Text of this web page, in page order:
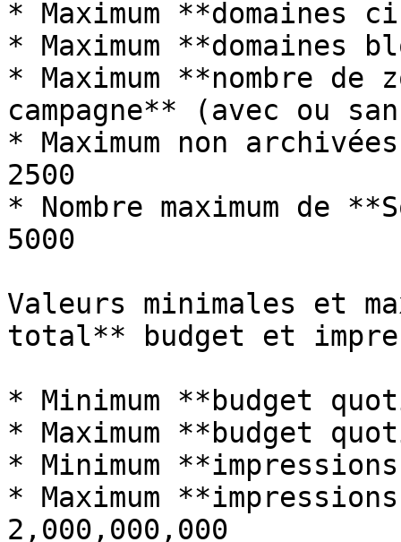
* Maximum **domaines
* Maximum **domaines
* Maximum **nombre
campagne** (avec ou
* Maximum non
2500
* Nombre maximum de
5000
Valeurs minimales et
total** budget et
* Minimum **budget
* Maximum **budget
* Minimum
* Maximum
2,000,000,000